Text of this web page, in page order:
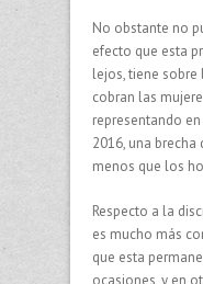
No obstante no
efecto que esta
lejos, tiene sobre
cobran las
representando
2016, una brecha
menos que los
Respecto a la
es mucho más
que esta
ocasiones, y en